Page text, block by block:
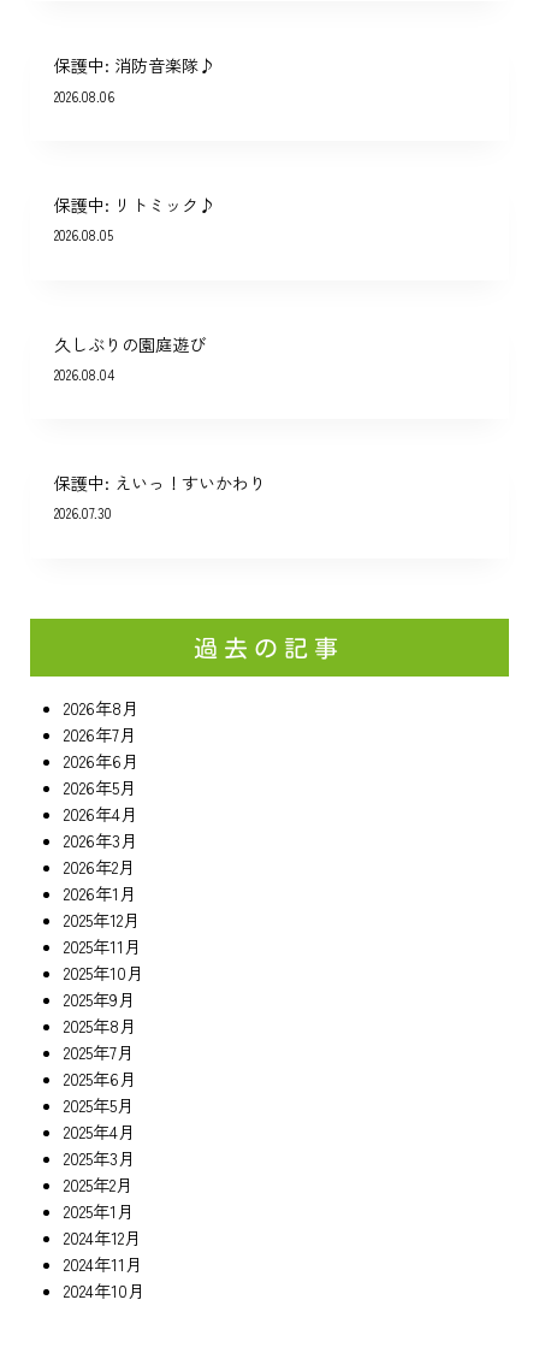
保護中: 消防音楽隊♪
2026.08.06
保護中: リトミック♪
2026.08.05
久しぶりの園庭遊び
2026.08.04
保護中: えいっ！すいかわり
2026.07.30
過去の記事
2026年8月
2026年7月
2026年6月
2026年5月
2026年4月
2026年3月
2026年2月
2026年1月
2025年12月
2025年11月
2025年10月
2025年9月
2025年8月
2025年7月
2025年6月
2025年5月
2025年4月
2025年3月
2025年2月
2025年1月
2024年12月
2024年11月
2024年10月